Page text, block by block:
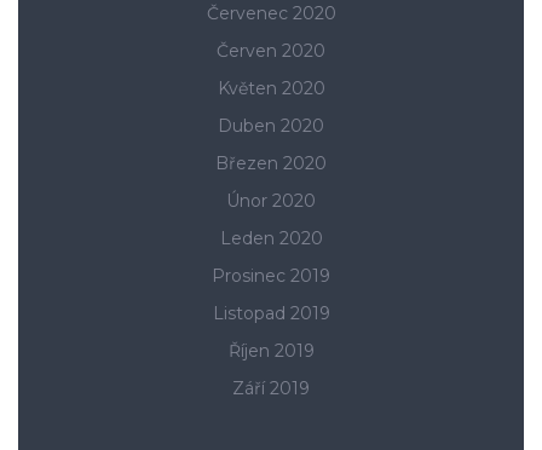
Červenec 2020
Červen 2020
Květen 2020
Duben 2020
Březen 2020
Únor 2020
Leden 2020
Prosinec 2019
Listopad 2019
Říjen 2019
Září 2019